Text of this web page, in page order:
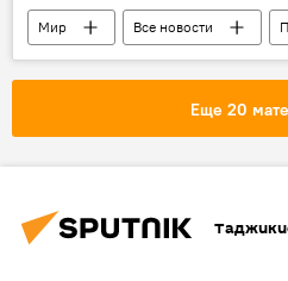
Мир Все новости
Экономика
Украина
Севастополь
Норвегия
Франсуа Олланд
Ангела
Еще 20